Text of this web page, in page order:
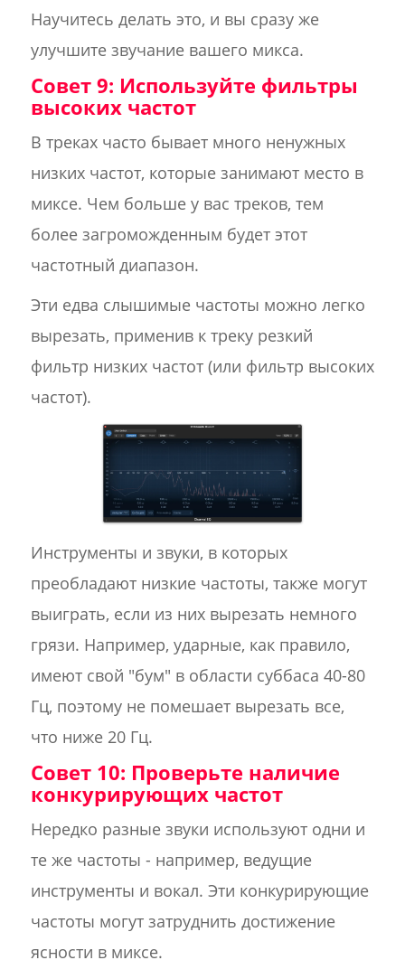
Научитесь делать это, и вы сразу же
улучшите звучание вашего микса.
Совет 9: Используйте фильтры
высоких частот
В треках часто бывает много ненужных
низких частот, которые занимают место в
миксе. Чем больше у вас треков, тем
более загроможденным будет этот
частотный диапазон.
Эти едва слышимые частоты можно легко
вырезать, применив к треку резкий
фильтр низких частот (или фильтр высоких
частот).
Инструменты и звуки, в которых
преобладают низкие частоты, также могут
выиграть, если из них вырезать немного
грязи. Например, ударные, как правило,
имеют свой "бум" в области суббаса 40-80
Гц, поэтому не помешает вырезать все,
что ниже 20 Гц.
Совет 10: Проверьте наличие
конкурирующих частот
Нередко разные звуки используют одни и
те же частоты - например, ведущие
инструменты и вокал. Эти конкурирующие
частоты могут затруднить достижение
ясности в миксе.